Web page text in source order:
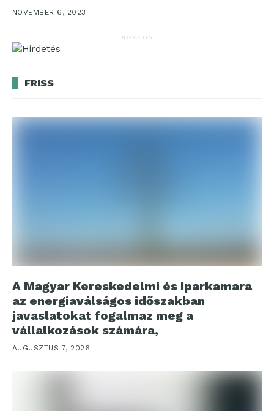
NOVEMBER 6, 2023
HIRDETÉS
FRISS
A Magyar Kereskedelmi és Iparkamara
az energiaválságos időszakban
javaslatokat fogalmaz meg a
vállalkozások számára,
AUGUSZTUS 7, 2026